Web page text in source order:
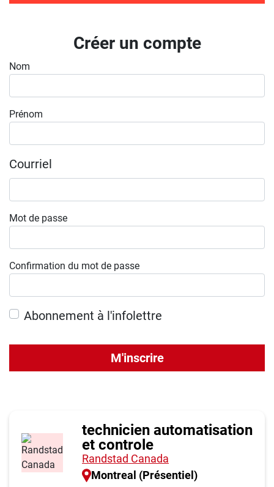
Nos chroniques
Publiez une offre d'emploi
Créer un compte
Nom
Prénom
Courriel
Mot de passe
Confirmation du mot de passe
Abonnement à l'infolettre
M'inscrire
technicien automatisation
et controle
Randstad Canada
Montreal (Présentiel)